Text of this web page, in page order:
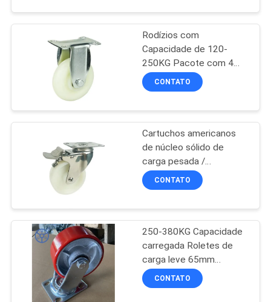
MAPA
DO
PRIVACY
POLICY
Rodízios com
Capacidade de 120-
250KG Pacote com 4
Projetados para
Carrinhos Industriais e
Garantindo Durabilidade
de Longa Duração
CONTATO
Cartuchos americanos
de núcleo sólido de
carga pesada /
Cartuchos para móveis
120-250KG
CONTATO
250-380KG Capacidade
carregada Roletes de
carga leve 65mm
Tamanho da roda
Roletas industriais
CONTATO